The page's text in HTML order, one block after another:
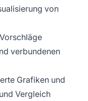
von
verbundenen
Grafiken und
Vergleich